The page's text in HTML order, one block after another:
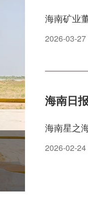
海南矿业
2026-03-27
海南日
海南星之
2026-02-24